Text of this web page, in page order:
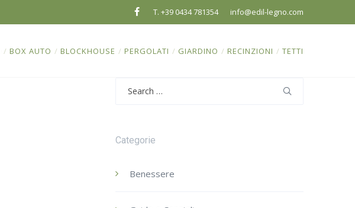
info@edil-legno.com
T. +39 0434 781354
/ BOX AUTO / BLOCKHOUSE / PERGOLATI / GIARDINO / RECINZIONI / TETTI
Categorie
Benessere